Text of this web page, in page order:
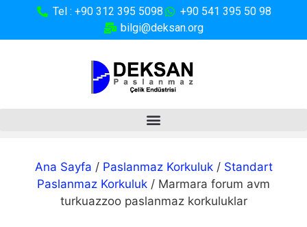
Tel : +90 312 395 5098
+90 541 395 50 98
bilgi@deksan.org
Ana Sayfa / Paslanmaz Korkuluk/ Standart
Paslanmaz Korkuluk / Marmara forum avm
turkuazzoo paslanmaz korkuluklar